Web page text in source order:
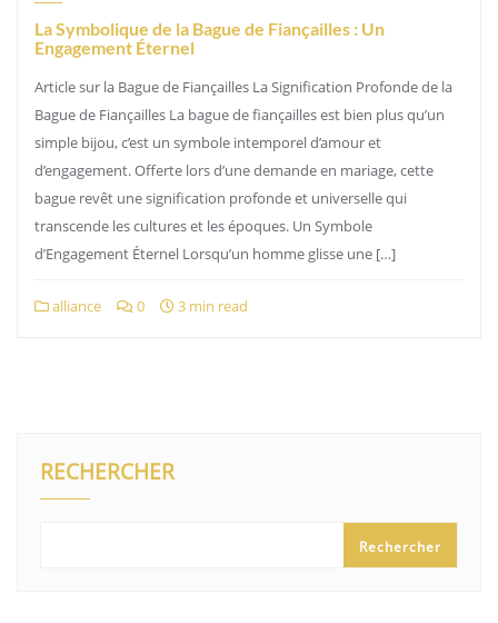
La Symbolique de la Bague de Fiançailles : Un
Engagement Éternel
Article sur la Bague de Fiançailles La Signification Profonde de la
Bague de Fiançailles La bague de fiançailles est bien plus qu’un
simple bijou, c’est un symbole intemporel d’amour et
d’engagement. Offerte lors d’une demande en mariage, cette
bague revêt une signification profonde et universelle qui
transcende les cultures et les époques. Un Symbole
d’Engagement Éternel Lorsqu’un homme glisse une […]
alliance 0 3 min read
RECHERCHER
Rechercher